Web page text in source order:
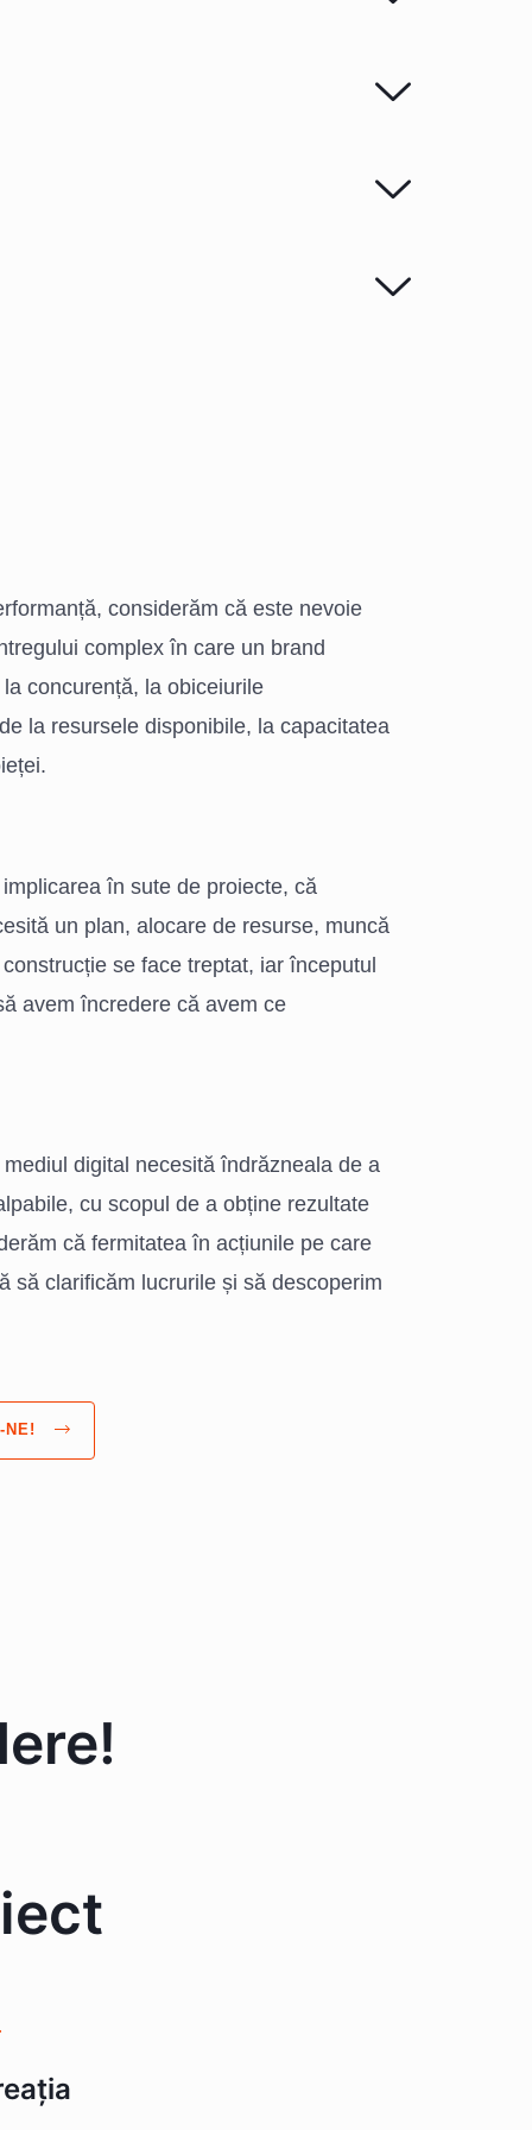
considerăm că este nevoie
complex în care un brand
concurență, la obiceiurile
la resursele disponibile, la capacitatea
în sute de proiecte, că
un plan, alocare de resurse, muncă
se face treptat, iar începutul
avem încredere că avem ce
digital necesită îndrăzneala de a
cu scopul de a obține rezultate
că fermitatea în acțiunile pe care
să clarificăm lucrurile și să descoperim
NE!